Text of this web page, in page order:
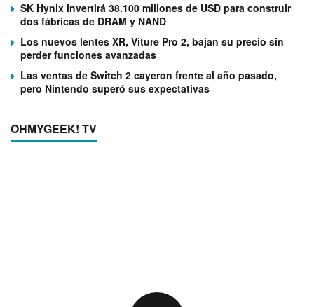
SK Hynix invertirá 38.100 millones de USD para construir
dos fábricas de DRAM y NAND
Los nuevos lentes XR, Viture Pro 2, bajan su precio sin
perder funciones avanzadas
Las ventas de Switch 2 cayeron frente al año pasado,
pero Nintendo superó sus expectativas
OHMYGEEK! TV